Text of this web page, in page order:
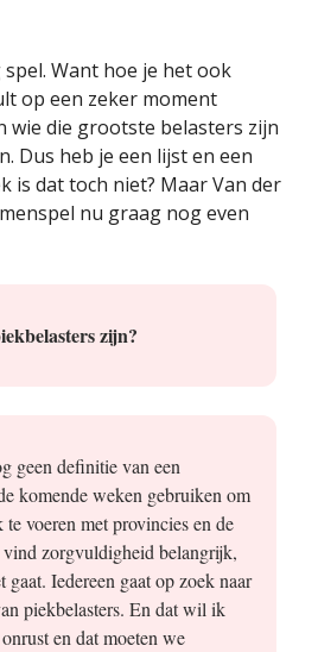
Want hoe je het ook
op een zeker moment
wie die grootste belasters zijn
Dus heb je een lijst en een
is dat toch niet? Maar Van der
nu graag nog even
zijn?
geen definitie van een
komende weken gebruiken om
te voeren met provincies en de
vind zorgvuldigheid belangrijk,
Iedereen gaat op zoek naar
piekbelasters. En dat wil ik
en dat moeten we